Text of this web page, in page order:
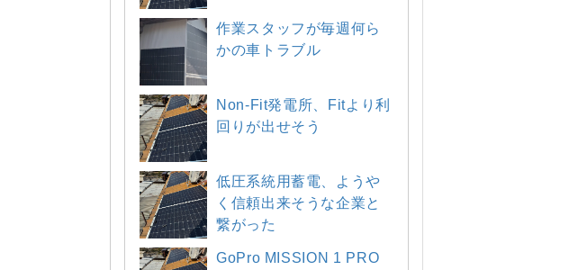
作業スタッフが毎週何ら
かの車トラブル
Non-Fit発電所、Fitより利
回りが出せそう
低圧系統用蓄電、ようや
く信頼出来そうな企業と
繋がった
GoPro MISSION 1 PRO